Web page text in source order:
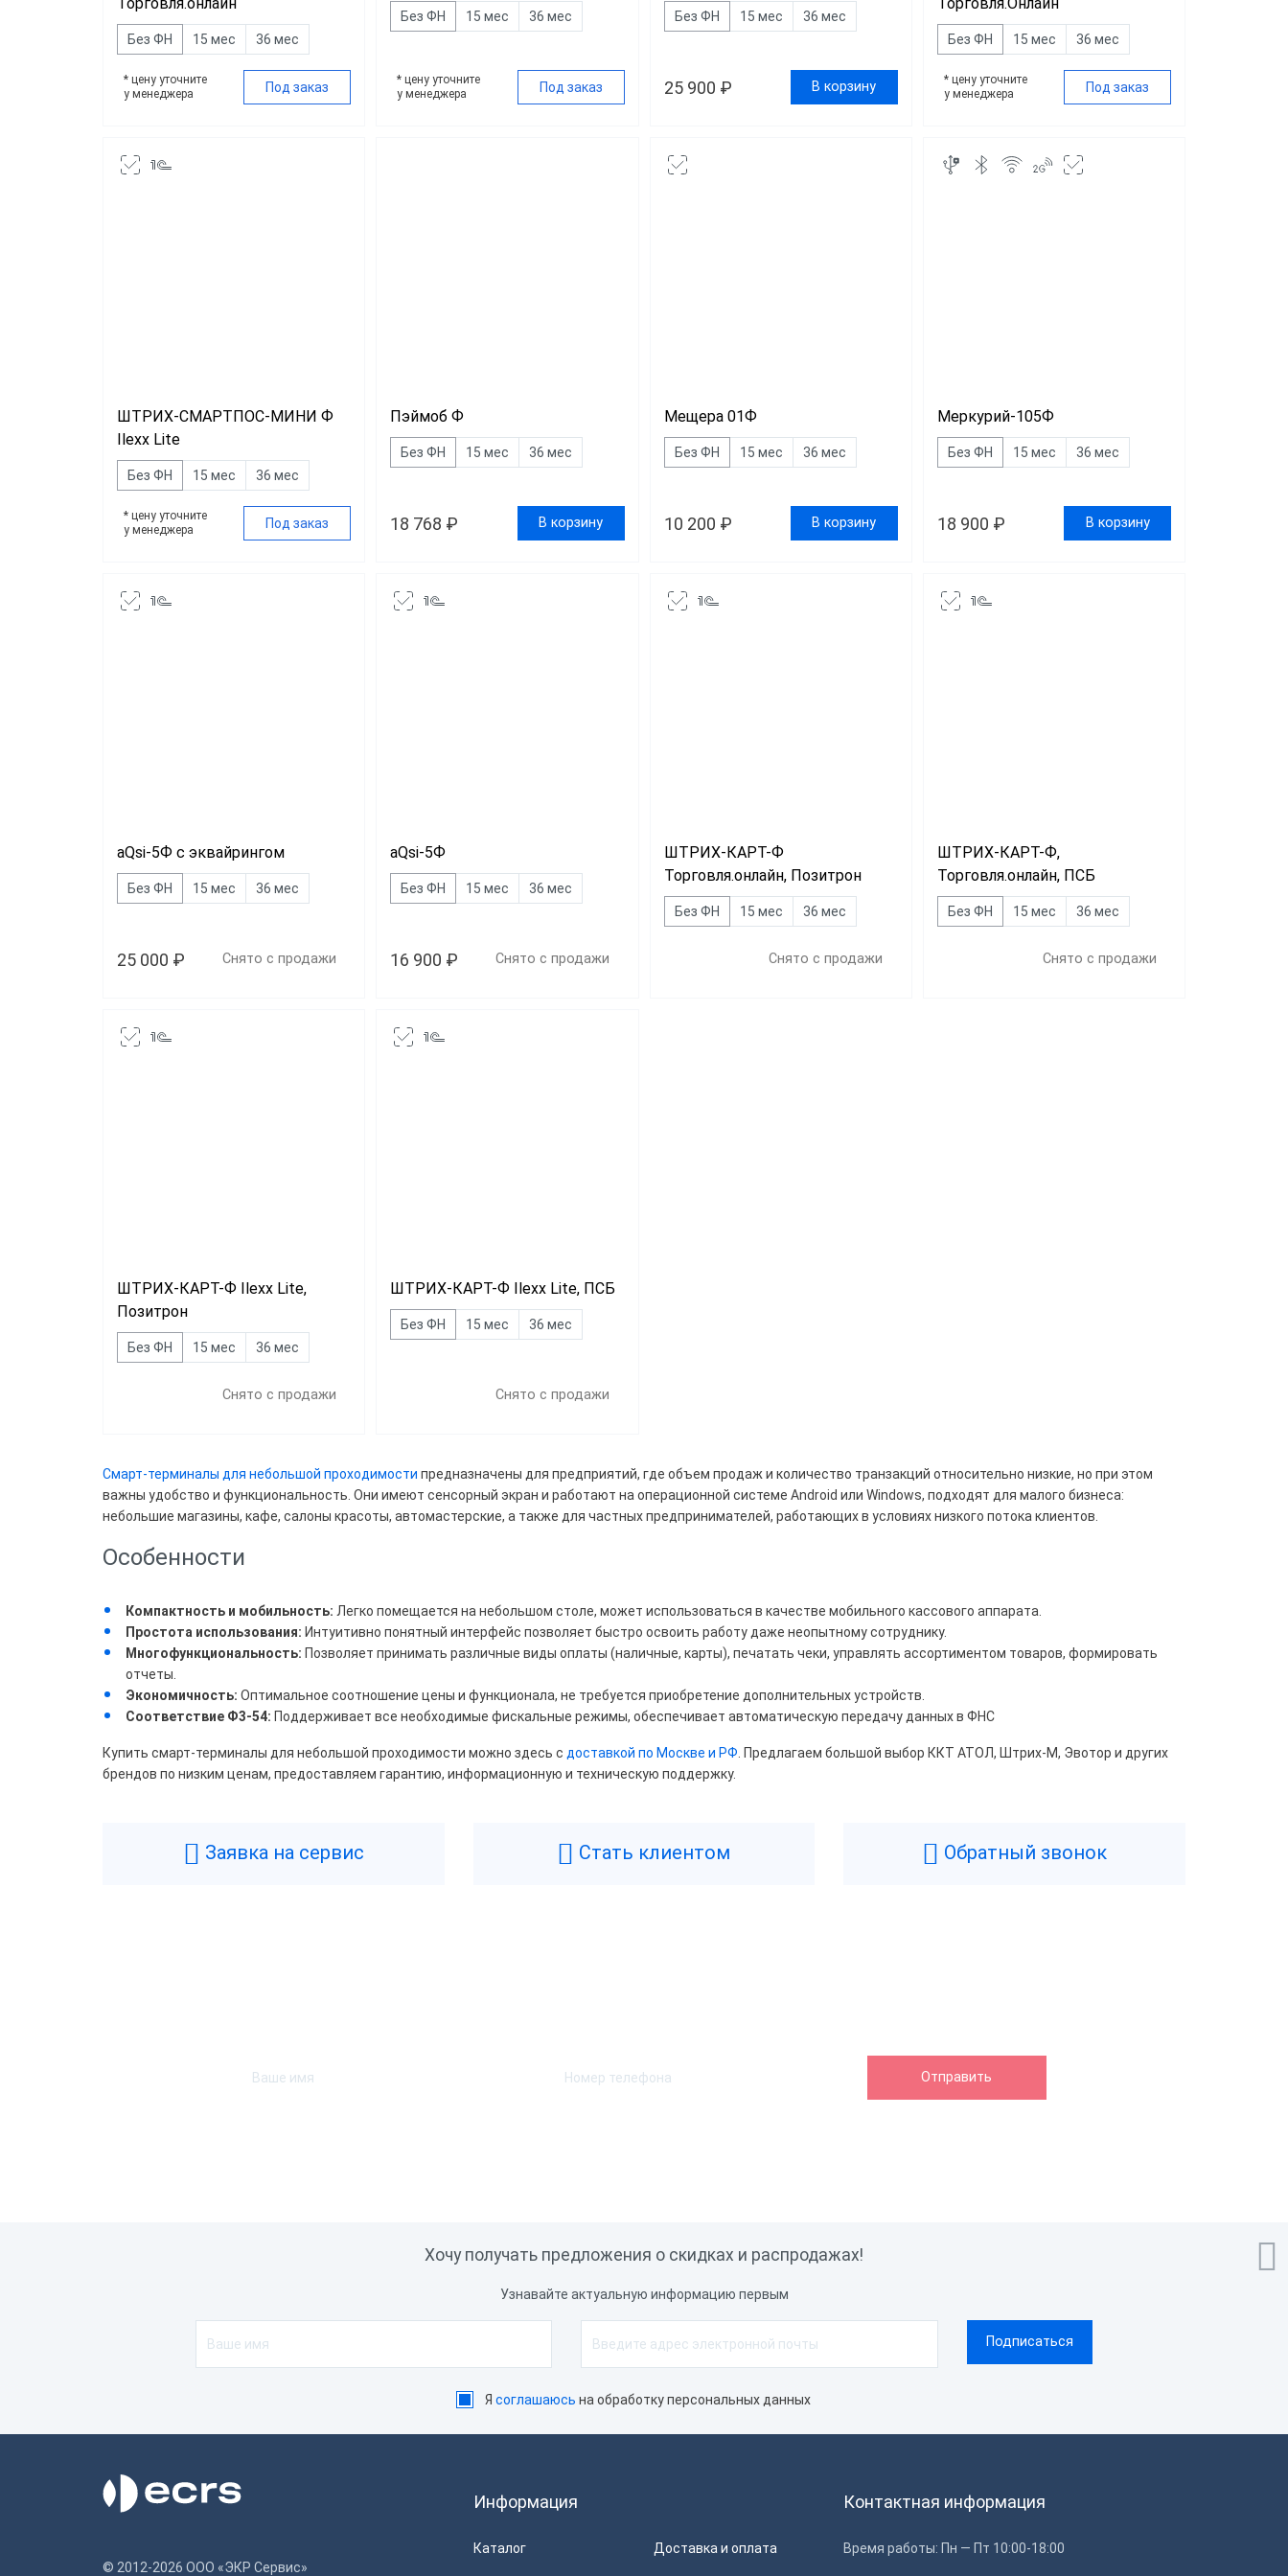
Доставка
Без ФН 15 мес 36 мес
* цену уточните
у менеджера
Под заказ
Без ФН 15 мес 36 мес
* цену уточните
у менеджера
Под заказ
Без ФН 15 мес 36 мес
25 900 ₽ В корзину
Без ФН 15 мес 36 мес
* цену уточните
у менеджера
Под заказ
ШТРИХ-СМАРТПОС-МИНИ Ф
Ilexx Lite
Без ФН 15 мес 36 мес
* цену уточните
у менеджера
Под заказ
Пэймоб Ф
Без ФН 15 мес 36 мес
18 768 ₽ В корзину
Мещера 01Ф
Без ФН 15 мес 36 мес
10 200 ₽ В корзину
Меркурий-105Ф
Без ФН 15 мес 36 мес
18 900 ₽ В корзину
aQsi-5Ф с эквайрингом
Без ФН 15 мес 36 мес
25 000 ₽ Снято с продажи
aQsi-5Ф
Без ФН 15 мес 36 мес
16 900 ₽ Снято с продажи
ШТРИХ-КАРТ-Ф
Торговля.онлайн, Позитрон
Без ФН 15 мес 36 мес
Снято с продажи
ШТРИХ-КАРТ-Ф,
Торговля.онлайн, ПСБ
Без ФН 15 мес 36 мес
Снято с продажи
ШТРИХ-КАРТ-Ф Ilexx Lite,
Позитрон
Без ФН 15 мес 36 мес
Снято с продажи
ШТРИХ-КАРТ-Ф Ilexx Lite, ПСБ
Без ФН 15 мес 36 мес
Снято с продажи
Цена
Дешевле 23 700 ₽
Бренд
PayMob aQsi
ЭВОТОР
Да Нет
Подключение денежного
Смарт-терминалы для небольшой проходимости предназначены для предприятий, где объем продаж и количество транзакций относительно низкие, но при этом
важны удобство и функциональность. Они имеют сенсорный экран и работают на операционной системе Android или Windows, подходят для малого бизнеса:
небольшие магазины, кафе, салоны красоты, автомастерские, а также для частных предпринимателей, работающих в условиях низкого потока клиентов.
Особенности
Компактность и мобильность: Легко помещается на небольшом столе, может использоваться в качестве мобильного кассового аппарата.
Простота использования: Интуитивно понятный интерфейс позволяет быстро освоить работу даже неопытному сотруднику.
Многофункциональность: Позволяет принимать различные виды оплаты (наличные, карты), печатать чеки, управлять ассортиментом товаров, формировать
отчеты.
Экономичность: Оптимальное соотношение цены и функционала, не требуется приобретение дополнительных устройств.
Соответствие Ф3-54: Поддерживает все необходимые фискальные режимы, обеспечивает автоматическую передачу данных в ФНС
Купить смарт-терминалы для небольшой проходимости можно здесь с доставкой по Москве и РФ. Предлагаем большой выбор ККТ АТОЛ, Штрих-М, Эвотор и других
брендов по низким ценам, предоставляем гарантию, информационную и техническую поддержку.
Заявка на сервис Стать клиентом Обратный звонок

Хочу получать предложения о скидках и распродажах!
Узнавайте актуальную информацию первым
Я соглашаюсь на обработку персональных данных
© 2012-2026 ООО «ЭКР Сервис»
Информация
Каталог Доставка и оплата
Контактная информация
Время работы: Пн — Пт 10:00-18:00